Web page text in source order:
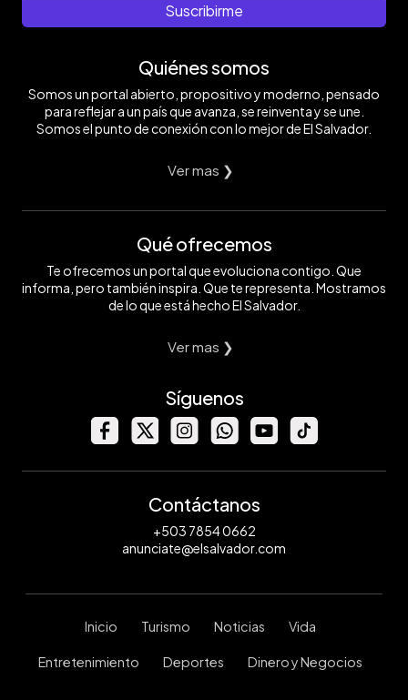
Suscribirme
Quiénes somos
Somos un portal abierto, propositivo y moderno, pensado
para reflejar a un país que avanza, se reinventa y se une.
Somos el punto de conexión con lo mejor de El Salvador.
Ver mas ❯
Qué ofrecemos
Te ofrecemos un portal que evoluciona contigo. Que
informa, pero también inspira. Que te representa. Mostramos
de lo que está hecho El Salvador.
Ver mas ❯
Síguenos
Contáctanos
+503 7854 0662
anunciate@elsalvador.com
Inicio Turismo Noticias Vida
Entretenimiento Deportes Dinero y Negocios